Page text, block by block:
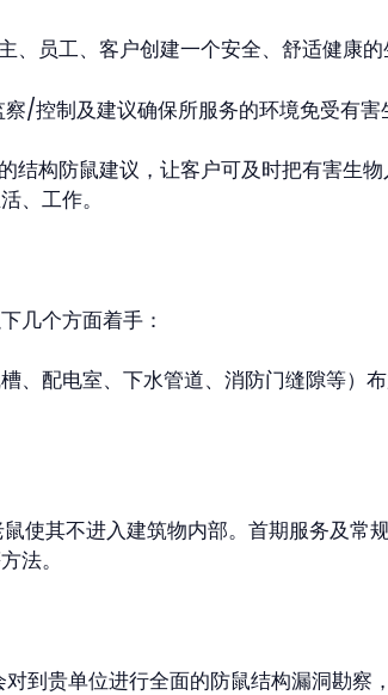
、员工、客户创建一个安全、舒适健康的
/控制及建议确保所服务的环境免受有
结构防鼠建议，让客户可及时把有害生
、工作。
几个方面着手：
、配电室、下水管道、消防门缝隙等）
使其不进入建筑物内部。首期服务及常
法。
到贵单位进行全面的防鼠结构漏洞勘察